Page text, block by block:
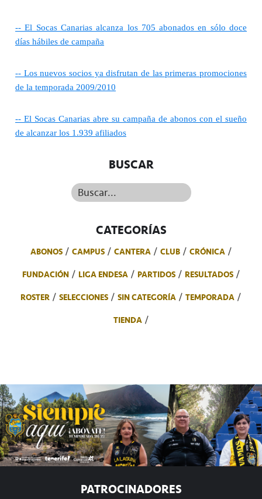
-- El Socas Canarias alcanza los 705 abonados en sólo doce
días hábiles de campaña
-- Los nuevos socios ya disfrutan de las primeras promociones
de la temporada 2009/2010
-- El Socas Canarias abre su campaña de abonos con el sueño
de alcanzar los 1.939 afiliados
BUSCAR
Buscar...
CATEGORÍAS
ABONOS CAMPUS CANTERA CLUB
CRÓNICA
FUNDACIÓN
LIGA ENDESA PARTIDOS
RESULTADOS
ROSTER
SELECCIONES SIN CATEGORÍA
TEMPORADA
TIENDA
PATROCINADORES